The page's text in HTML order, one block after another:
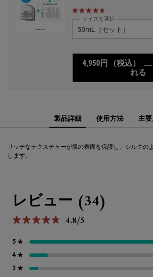
サイズを選択
4,950円 （税込） ―
れる
製品詳細 使用方法 主
リッチなテクスチャーが肌の表面を保護し、シルクの
します。
レビュー (34)
5星中4.8。 4.8/5
5 ★
4 ★
3 ★